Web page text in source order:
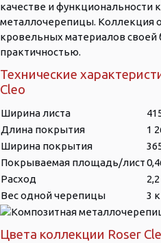
качестве и функциональности
металлочерепицы. Коллекция
кровельных материалов своей
практичностью.
Технические
Cleo
Ширина листа
Длина покрытия
1
Ширина покрытия
Покрываемая площадь/лист
Расход
Вес одной черепицы 3
Цвета коллекции Roser